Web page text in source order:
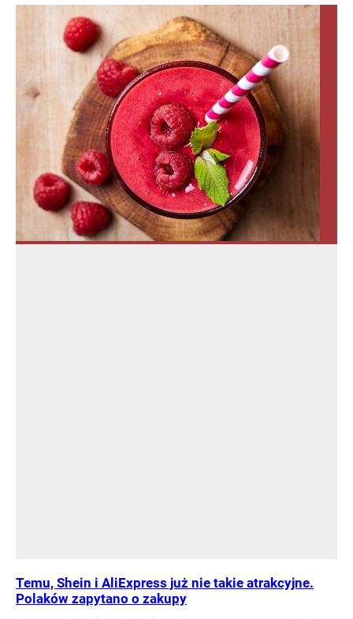
Temu, Shein i AliExpress już nie takie atrakcyjne.
Polaków zapytano o zakupy